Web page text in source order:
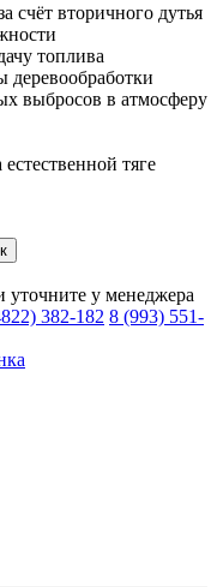
счёт вторичного дутья
топлива
деревообработки
выбросов в атмосферу
тяге
у менеджера
382-182 8 (993) 551-